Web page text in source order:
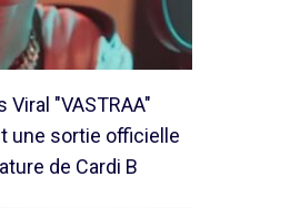
Viral "VASTRAA"
une sortie officielle
de Cardi B